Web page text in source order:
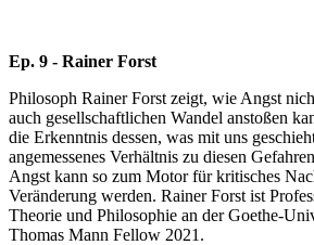
Ep. 9 - Rainer Forst
Philosoph Rainer Forst zeigt, wie Angst
auch gesellschaftlichen Wandel anstoßen
die Erkenntnis dessen, was mit uns
angemessenes Verhältnis zu diesen
Angst kann so zum Motor für kritisches
Veränderung werden. Rainer Forst ist
Theorie und Philosophie an der Goethe-
Thomas Mann Fellow 2021.